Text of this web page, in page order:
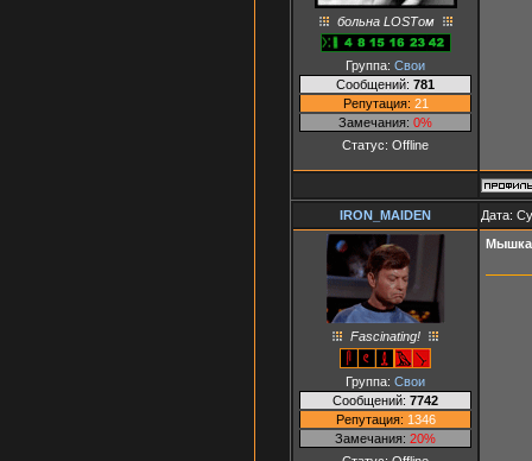
больна LOSTом
Группа: Свои
Сообщений: 781
Репутация: 21
Замечания: 0%
Статус: Offline
IRON_MAIDEN Дата:
Fascinating!
Группа: Свои
Сообщений: 7742
Репутация: 1346
Замечания: 20%
Мышка